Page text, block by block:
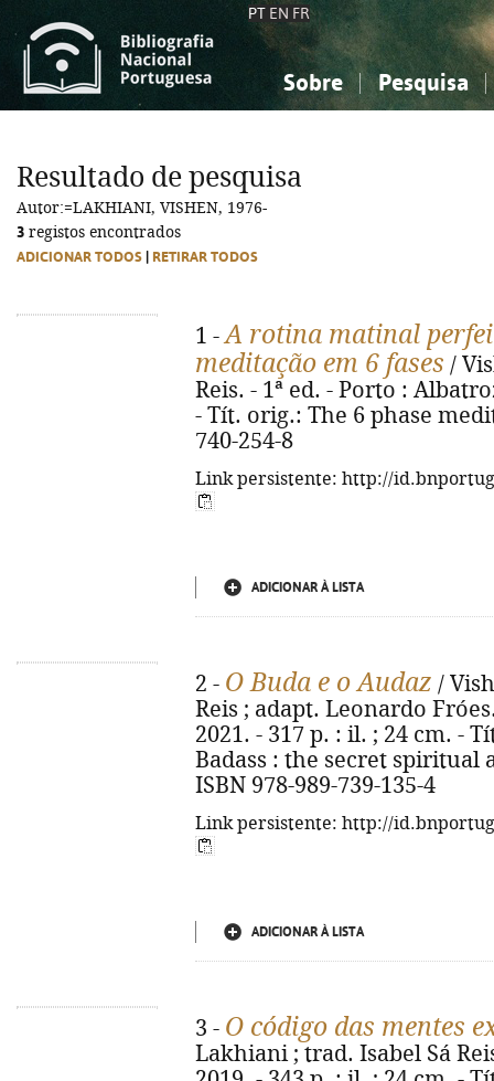
PT EN FR
Sobre Pesquisa
Ciências sociais...
Ciências sociais...
Resultado de pesquisa
Autor:=LAKHIANI, VISHEN, 1976-
3 registos encontrados
ADICIONAR TODOS RETIRAR TODOS
1 -A rotina matinal
meditação em 6 fases /
Reis. - 1ª ed. - Porto :
- Tít. orig.: The 6 phase
740-254-8
Link persistente: http://
ADICIONAR À LISTA
2 - O Buda e o Audaz /
Reis ; adapt. Leonardo
2021. - 317 p. : il. ; 24 cm. -
Badass : the secret spiritual
ISBN 978-989-739-135-4
Link persistente: http://
ADICIONAR À LISTA
3 - O código das mentes
Lakhiani ; trad. Isabel Sá